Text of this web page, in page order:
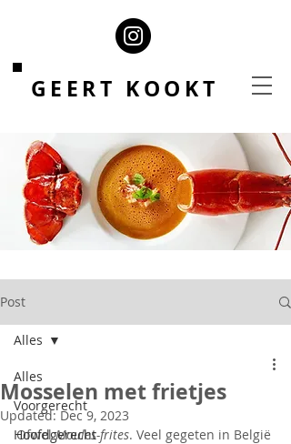
GEERT KOOKT
Post
Alles
Voorgerecht
Hoofdgerecht
Alles
Mosselen met frietjes
Updated:Dec 9, 2023
Ofwel Moules-frites. Veel gegeten in België